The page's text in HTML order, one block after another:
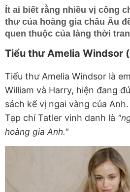
Ít ai biết rằng nhiều vị công
thư của hoàng gia châu Âu
quen thuộc của làng thời
Tiểu thư Amelia Windsor
Tiểu thư Amelia Windsor là
William và Harry, hiện đang
sách kế vị ngai vàng của
Tạp chí Tatler vinh danh là
hoàng gia Anh."